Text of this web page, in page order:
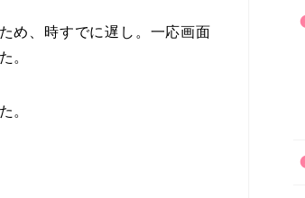
め、時すでに遅し。一応画面
。
。